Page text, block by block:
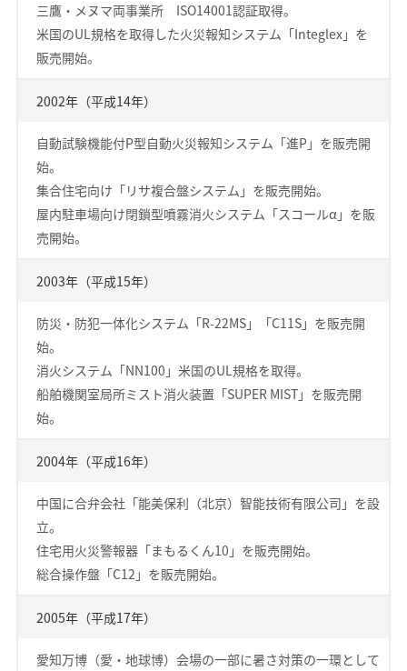
三鷹・メヌマ両事業所 ISO14001認証取得。
米国のUL規格を取得した火災報知システム「Integlex」を
販売開始。
2002年（平成14年）
自動試験機能付P型自動火災報知システム「進P」を販売開
始。
集合住宅向け「リサ複合盤システム」を販売開始。
屋内駐車場向け閉鎖型噴霧消火システム「スコールα」を販
売開始。
2003年（平成15年）
防災・防犯一体化システム「R-22MS」「C11S」を販売開
始。
消火システム「NN100」米国のUL規格を取得。
船舶機関室局所ミスト消火装置「SUPER MIST」を販売開
始。
2004年（平成16年）
中国に合弁会社「能美保利（北京）智能技術有限公司」を設
立。
住宅用火災警報器「まもるくん10」を販売開始。
総合操作盤「C12」を販売開始。
2005年（平成17年）
愛知万博（愛・地球博）会場の一部に暑さ対策の一環として